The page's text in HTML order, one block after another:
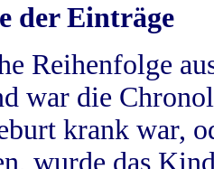
der Einträge
Reihenfolge
war die
krank war,
wurde das